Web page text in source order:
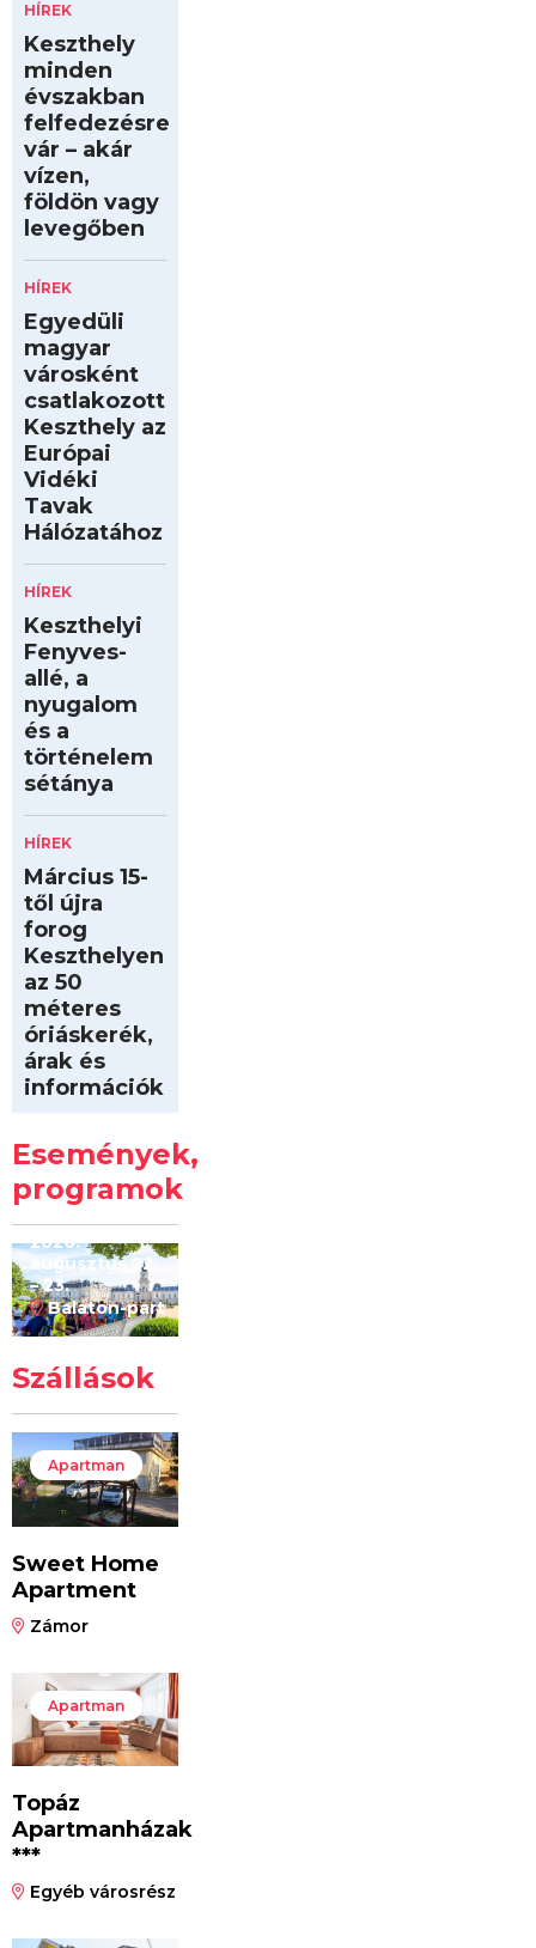
HÍREK
Keszthely
minden
évszakban
felfedezésre
vár – akár
vízen,
földön vagy
levegőben
HÍREK
Egyedüli
magyar
városként
csatlakozott
Keszthely az
Európai
Vidéki
Tavak
Hálózatához
HÍREK
Keszthelyi
Fenyves-
allé, a
nyugalom
és a
történelem
sétánya
HÍREK
Március 15-
től újra
forog
Keszthelyen
az 50
méteres
óriáskerék,
árak és
információk
Események,
programok
Kilóméterek
2026
2026.
augusztus 22
– 23.
Balaton-part
Szállások
Apartman
Sweet Home
Apartment
Zámor
Apartman
Topáz
Apartmanházak
***
Egyéb városrész